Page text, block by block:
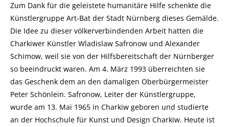
Zum Dank für die geleistete humanitäre Hilfe schenkte die
Künstlergruppe Art-Bat der Stadt Nürnberg dieses Gemälde.
Die Idee zu dieser völkerverbindenden Arbeit hatten die
Charkiwer Künstler Wladislaw Safronow und Alexander
Schimow, weil sie von der Hilfsbereitschaft der Nürnberger
so beeindruckt waren. Am 4. März 1993 überreichten sie
das Geschenk dem an den damaligen Oberbürgermeister
Peter Schönlein. Safronow, Leiter der Künstlergruppe,
wurde am 13. Mai 1965 in Charkiw geboren und studierte
an der Hochschule für Kunst und Design Charkiw. Heute ist